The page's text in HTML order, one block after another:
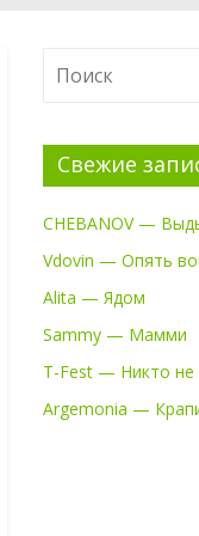
Свежие
CHEBANOV —
Vdovin — Опять
Alita — Ядом
Sammy — Мамми
T-Fest — Никто
Argemonia —